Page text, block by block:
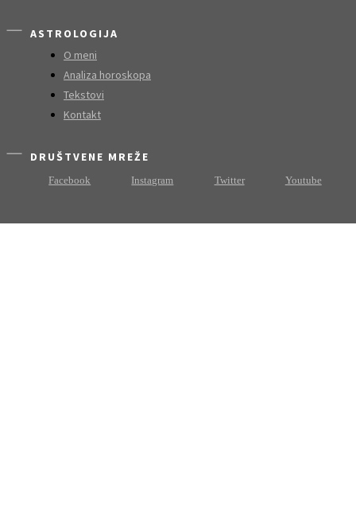
ASTROLOGIJA
O meni
Analiza horoskopa
Tekstovi
Kontakt
DRUŠTVENE MREŽE
Facebook Instagram Twitter Youtube